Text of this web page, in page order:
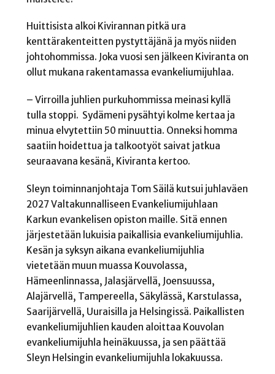
Huittisista alkoi Kivirannan pitkä ura
kenttärakenteitten pystyttäjänä ja myös niiden
johtohommissa. Joka vuosi sen jälkeen Kiviranta on
ollut mukana rakentamassa evankeliumijuhlaa.
– Virroilla juhlien purkuhommissa meinasi kyllä
tulla stoppi. Sydämeni pysähtyi kolme kertaa ja
minua elvytettiin 50 minuuttia. Onneksi homma
saatiin hoidettua ja talkootyöt saivat jatkua
seuraavana kesänä, Kiviranta kertoo.
Sleyn toiminnanjohtaja Tom Säilä kutsui juhlaväen
2027 Valtakunnalliseen Evankeliumijuhlaan
Karkun evankelisen opiston maille. Sitä ennen
järjestetään lukuisia paikallisia evankeliumijuhlia.
Kesän ja syksyn aikana evankeliumijuhlia
vietetään muun muassa Kouvolassa,
Hämeenlinnassa, Jalasjärvellä, Joensuussa,
Alajärvellä, Tampereella, Säkylässä, Karstulassa,
Saarijärvellä, Uuraisilla ja Helsingissä. Paikallisten
evankeliumijuhlien kauden aloittaa Kouvolan
evankeliumijuhla heinäkuussa, ja sen päättää
Sleyn Helsingin evankeliumijuhla lokakuussa.